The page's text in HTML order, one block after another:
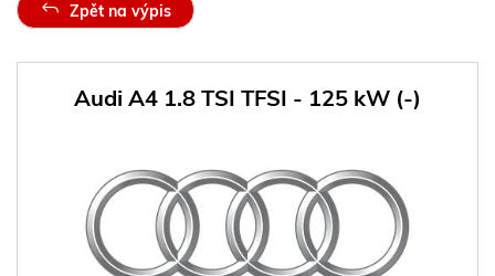
Zpět na výpis
Audi A4 1.8 TSI TFSI - 125 kW (-)